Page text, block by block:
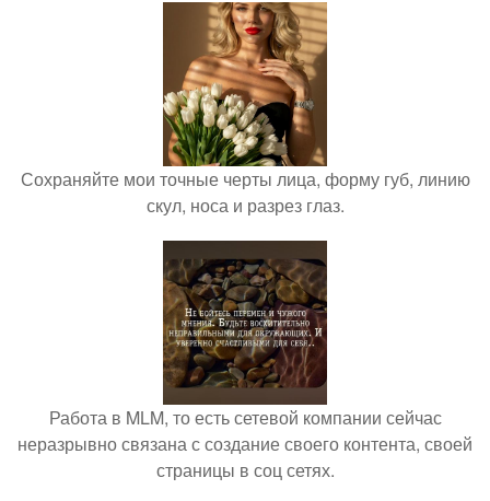
Сохраняйте мои точные черты лица, форму губ, линию
скул, носа и разрез глаз.
Работа в MLM, то есть сетевой компании сейчас
неразрывно связана с создание своего контента, своей
страницы в соц сетях.